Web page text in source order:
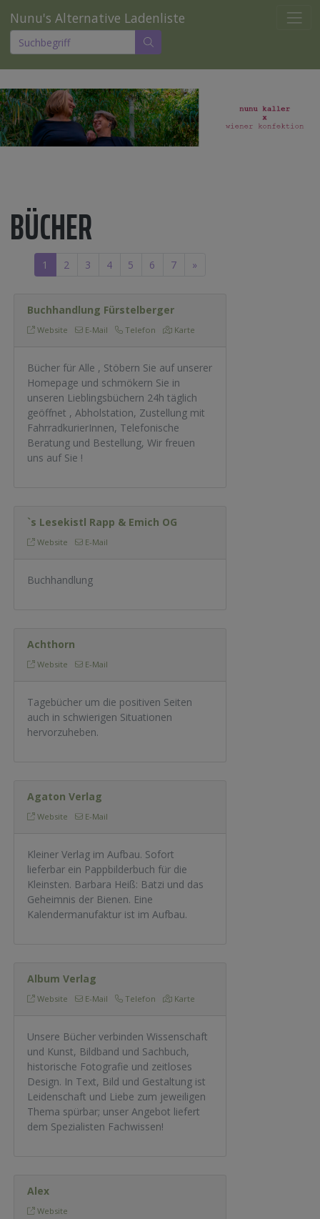
Nunu's Alternative Ladenliste
BÜCHER
1 2 3 4 5 6 7 »
Buchhandlung Fürstelberger
Website E-Mail Telefon Karte
Bücher für Alle , Stöbern Sie auf unserer
Homepage und schmökern Sie in
unseren Lieblingsbüchern 24h täglich
geöffnet , Abholstation, Zustellung mit
FahrradkurierInnen, Telefonische
Beratung und Bestellung, Wir freuen
uns auf Sie !
`s Lesekistl Rapp & Emich OG
Website E-Mail
Buchhandlung
Achthorn
Website E-Mail
Tagebücher um die positiven Seiten
auch in schwierigen Situationen
hervorzuheben.
Agaton Verlag
Website E-Mail
Kleiner Verlag im Aufbau. Sofort
lieferbar ein Pappbilderbuch für die
Kleinsten. Barbara Heiß: Batzi und das
Geheimnis der Bienen. Eine
Kalendermanufaktur ist im Aufbau.
Album Verlag
Website E-Mail Telefon Karte
Unsere Bücher verbinden Wissenschaft
und Kunst, Bildband und Sachbuch,
historische Fotografie und zeitloses
Design. In Text, Bild und Gestaltung ist
Leidenschaft und Liebe zum jeweiligen
Thema spürbar; unser Angebot liefert
dem Spezialisten Fachwissen!
Alex
Website